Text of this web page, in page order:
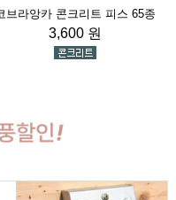
브라앙카 콘크리트 피스 65종
3,600 원